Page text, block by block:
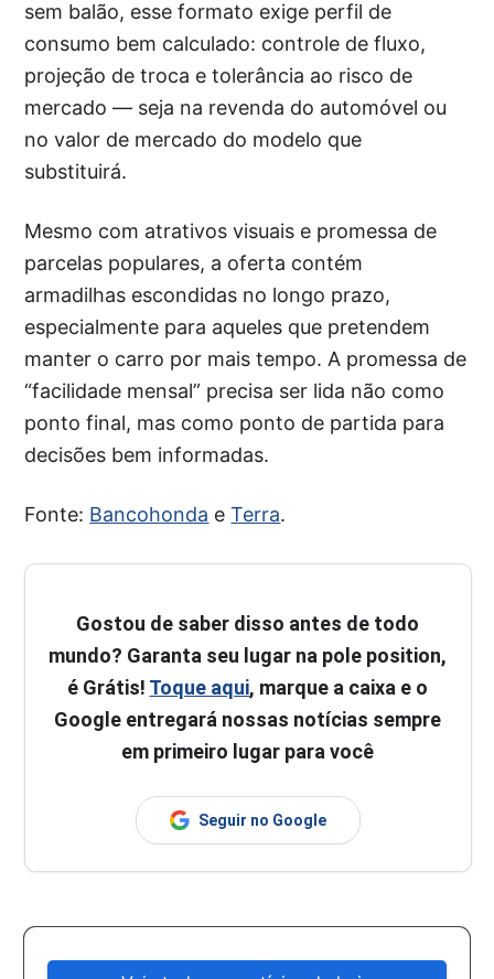
sem balão, esse formato exige perfil de
consumo bem calculado: controle de fluxo,
projeção de troca e tolerância ao risco de
mercado — seja na revenda do automóvel ou
no valor de mercado do modelo que
substituirá.
Mesmo com atrativos visuais e promessa de
parcelas populares, a oferta contém
armadilhas escondidas no longo prazo,
especialmente para aqueles que pretendem
manter o carro por mais tempo. A promessa de
“facilidade mensal” precisa ser lida não como
ponto final, mas como ponto de partida para
decisões bem informadas.
Fonte: Bancohonda eTerra.
Gostou de saber disso antes de todo
mundo? Garanta seu lugar na pole position,
é Grátis! Toque aqui, marque a caixa e o
Google entregará nossas notícias sempre
em primeiro lugar para você
Seguir no Google